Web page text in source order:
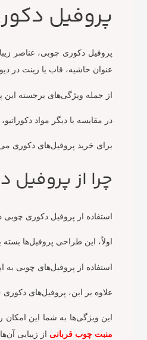
پروفیل
پروفیل دکوری چوبی، عناصر
عنوان حاشیه، قاب یا زینت در
از جمله ویژگی‌های برجسته این
در مقایسه با دیگر مواد
برای خرید پروفیل‌های دکوری
چرا از
استفاده از پروفیل دکوری چوبی
اولاً، این طراحی پروفیل‌ها
استفاده از پروفیل‌های چوبی
علاوه بر این، پروفیل‌های
این ویژگی‌ها به شما این امکان
منبت چوب قربانی از زیبایی